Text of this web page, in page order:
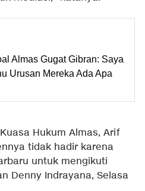
Almas Gugat Gibran: Saya
Urusan Mereka Ada Apa
Hukum Almas, Arif
tidak hadir karena
untuk mengikuti
Denny Indrayana, Selasa